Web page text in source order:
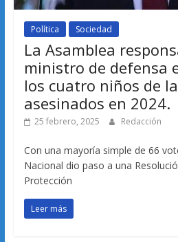
Política Sociedad
La Asamblea
ministro de defensa
los cuatro niños de
asesinados en 2024.
25 febrero, 2025 Redacción
Con una mayoría simple de 66
Nacional dio paso a una
Protección
Leer más